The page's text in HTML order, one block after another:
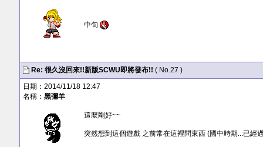
中旬
Re: 很久沒回來!!新版SCWU即將發布!! ( No.27 )
日期：2014/11/18 12:47
名稱： 黑彌羊
這麼剛好~~
突然想到這個遊戲 之前常在這裡問東西 (國中時期...已經